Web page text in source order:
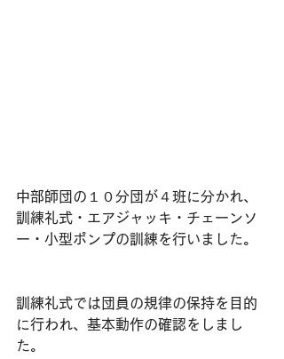
中部師団の１０分団が４班に分かれ、
訓練礼式・エアジャッキ・チェーンソ
ー・小型ポンプの訓練を行いました。
訓練礼式では団員の規律の保持を目的
に行われ、基本動作の確認をしまし
た。